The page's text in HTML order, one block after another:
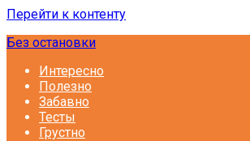
Перейти к контенту
Без остановки
Интересно
Полезно
Забавно
Тесты
Грустно